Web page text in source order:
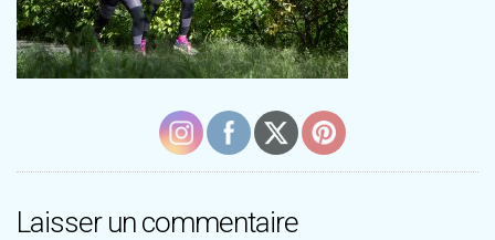
Laisser un commentaire